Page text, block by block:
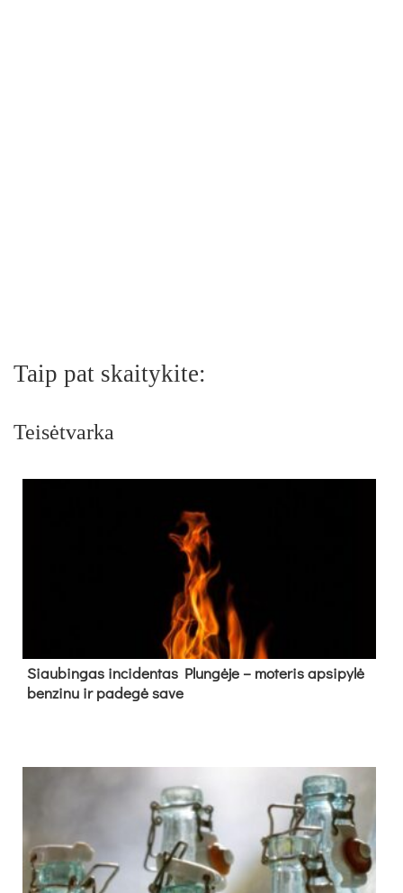
Taip pat skaitykite:
Teisėtvarka
Siau­bin­gas in­ci­den­tas Plun­gė­je – mo­te­ris ap­si­py­lė
ben­zi­nu ir pa­de­gė sa­ve